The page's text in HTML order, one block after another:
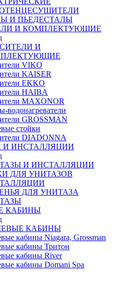
И ПЬЕДЕСТАЛЫ
И КОМПЛЕКТУЮЩИЕ
И
VIKO
KAISER
EKKO
HAIBA
MAXONOR
водонагреватели
GROSSMAN
стойки
DIADONNA
И ИНСТАЛЛЯЦИИ
И ИНСТАЛЛЯЦИИ
ДЛЯ УНИТАЗОВ
ДЛЯ УНИТАЗА
КАБИНЫ
КАБИНЫ
кабины Niagara, Grossman
кабины Тритон
кабины River
кабины Domani Spa